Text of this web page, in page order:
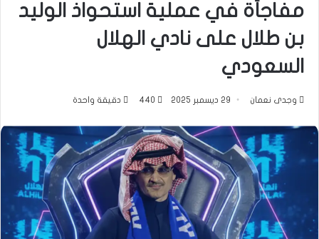
مفاجأة في عملية استحواذ الوليد
بن طلال على نادي الهلال
السعودي
وجدى نعمان 29 ديسمبر 2025 440 دقيقة واحدة